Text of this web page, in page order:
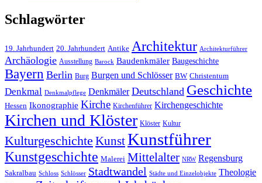
Schlagwörter
19. Jahrhundert 20. Jahrhundert Antike Architektur Architekturführer
Archäologie Ausstellung Barock Baudenkmäler Baugeschichte
Bayern Berlin Burg Burgen und Schlösser BW Christentum
Denkmal Denkmalpflege Denkmäler Deutschland Geschichte
Hessen Ikonographie Kirche Kirchenführer Kirchengeschichte
Kirchen und Klöster Klöster Kultur
Kulturgeschichte KunstKunstführer
Kunstgeschichte Malerei Mittelalter NRW Regensburg
Sakralbau Schloss Schlösser Stadtwandel Städte und Einzelobjekte Theologie